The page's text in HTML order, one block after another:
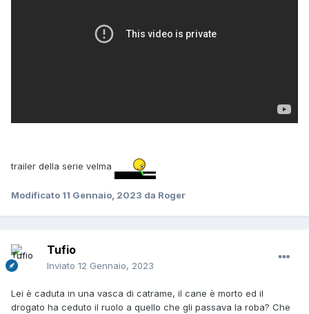
trailer della serie velma
Modificato 11 Gennaio, 2023 da Roger
Tufio
Inviato 12 Gennaio, 2023
Lei è caduta in una vasca di catrame, il cane è morto ed il
drogato ha ceduto il ruolo a quello che gli passava la roba? Che